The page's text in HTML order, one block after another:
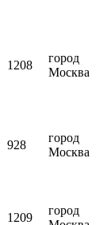
1208
город
Москва
928
город
Москва
1209
город